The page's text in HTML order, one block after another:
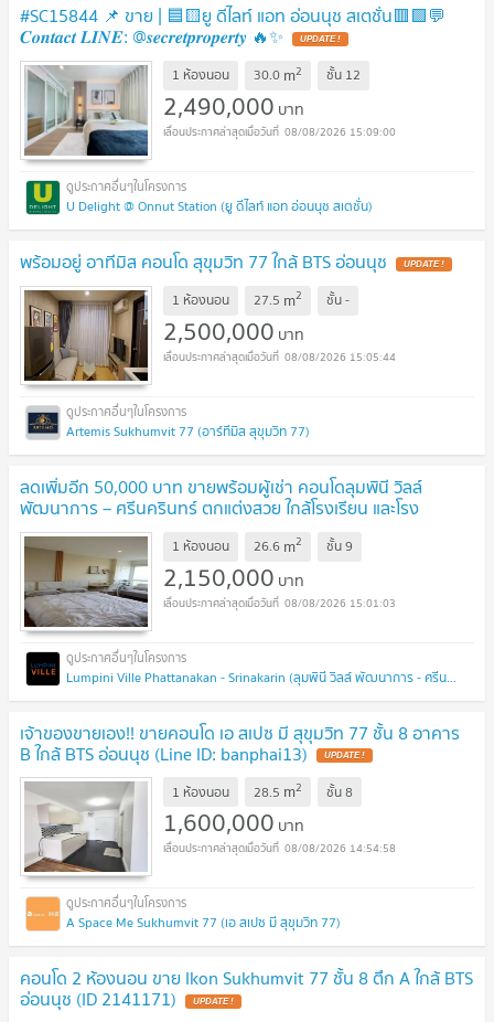
#SC15844 📌 ขาย | 🟦🟨ยู ดีไลท์ แอท อ่อนนุช สเตชั่น🟥🟩💬
𝑪𝒐𝒏𝒕𝒂𝒄𝒕 𝑳𝑰𝑵𝑬: @𝒔𝒆𝒄𝒓𝒆𝒕𝒑𝒓𝒐𝒑𝒆𝒓𝒕𝒚 🔥✨ UPDATE !
1 ห้องนอน 30.0 m2 ชั้น 12
2,490,000 บาท
08/08/2026 15:09:00
U Delight @ Onnut Station (ยู ดีไลท์ แอท อ่อนนุช สเตชั่น)
พร้อมอยู่ อาทีมิส คอนโด สุขุมวิท 77 ใกล้ BTS อ่อนนุช UPDATE !
1 ห้องนอน 27.5 m2 ชั้น-
2,500,000 บาท
08/08/2026 15:05:44
Artemis Sukhumvit 77 (อาร์ทีมิส สุขุมวิท 77)
ลดเพิ่มอีก 50,000 บาท ขายพร้อมผู้เช่า คอนโดลุมพินี วิลล์
พัฒนาการ – ศรีนครินทร์ ตกแต่งสวย ใกล้โรงเรียน และโรง
พยาบาล UPDATE !
1 ห้องนอน 26.6 m2 ชั้น9
2,150,000 บาท
08/08/2026 15:01:03
Lumpini Ville Phattanakan - Srinakarin (ลุมพินี วิลล์ พัฒนาการ - ศรีนครินทร์)
เจ้าของขายเอง!! ขายคอนโด เอ สเปซ มี สุขุมวิท 77 ชั้น 8 อาคาร
B ใกล้ BTS อ่อนนุช (Line ID: banphai13) UPDATE !
1 ห้องนอน 28.5 m2 ชั้น8
1,600,000 บาท
08/08/2026 14:54:58
A Space Me Sukhumvit 77 (เอ สเปซ มี สุขุมวิท 77)
คอนโด 2 ห้องนอน ขาย Ikon Sukhumvit 77 ชั้น 8 ตึก A ใกล้ BTS
อ่อนนุช (ID 2141171) UPDATE !